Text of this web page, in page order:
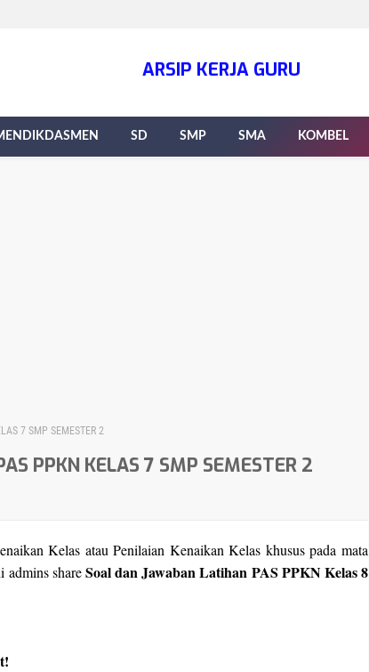
ARSIP KERJA GURU
SD SMP SMA KOMBEL
7 SMP SEMESTER 2
PPKN KELAS 7 SMP SEMESTER 2
Kelas atau Penilaian Kenaikan Kelas khusus pada mata
shareSoal dan Jawaban Latihan PAS PPKN Kelas 8